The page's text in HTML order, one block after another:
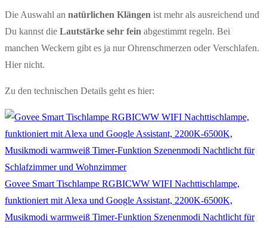
Die Auswahl an natürlichen Klängen ist mehr als ausreichend und
Du kannst die Lautstärke sehr fein abgestimmt regeln. Bei
manchen Weckern gibt es ja nur Ohrenschmerzen oder Verschlafen.
Hier nicht.
Zu den technischen Details geht es hier:
Govee Smart Tischlampe RGBICWW WIFI Nachttischlampe,
funktioniert mit Alexa und Google Assistant, 2200K-6500K,
Musikmodi warmweiß Timer-Funktion Szenenmodi Nachtlicht für